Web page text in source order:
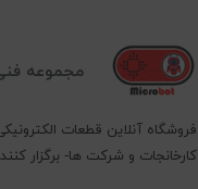
مجموعه
فروشگاه آنلاین قطعات
کارخانجات و شرکت ها- برگزار